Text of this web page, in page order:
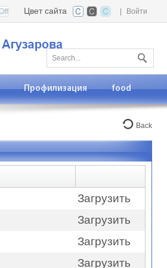
Войти
Цвет сайта
Профилизация food
Back
Загрузить
Загрузить
Загрузить
Загрузить